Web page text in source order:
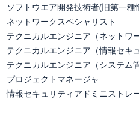
ソフトウエア開発技術者(旧第一種
ネットワークスペシャリスト
テクニカルエンジニア（ネットワ
テクニカルエンジニア（情報セキ
テクニカルエンジニア（システム
プロジェクトマネージャ
情報セキュリティアドミニストレ